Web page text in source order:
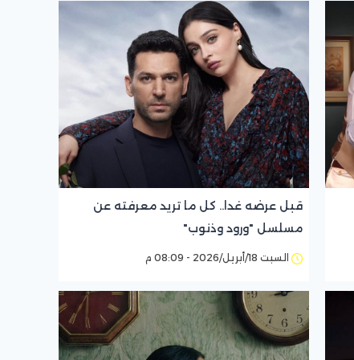
قبل عرضه غدا.. كل ما تريد معرفته عن
مسلسل "ورود وذنوب"
السبت 18/أبريل/2026 - 08:09 م